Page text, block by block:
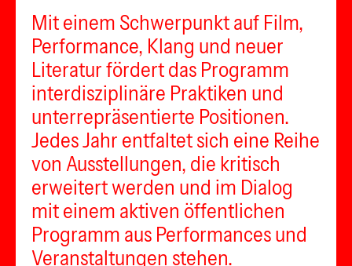
Mit einem Schwerpunkt auf Film,
Performance, Klang und neuer
Literatur fördert das Programm
interdisziplinäre Praktiken und
unterrepräsentierte Positionen.
Jedes Jahr entfaltet sich eine Reihe
von Ausstellungen, die kritisch
erweitert werden und im Dialog
mit einem aktiven öffentlichen
Programm aus Performances und
Veranstaltungen stehen.